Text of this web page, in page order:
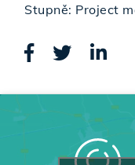
Stupně: Project